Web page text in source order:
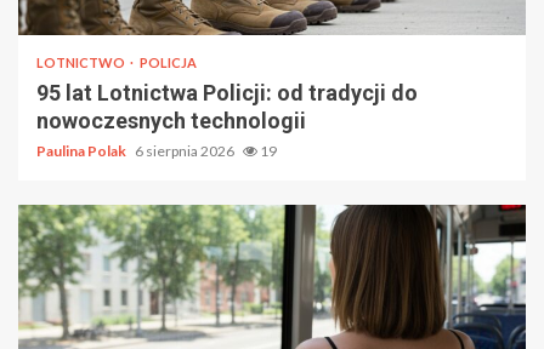
LOTNICTWO POLICJA
95 lat Lotnictwa Policji: od tradycji do
nowoczesnych technologii
Paulina Polak 6 sierpnia 2026 19